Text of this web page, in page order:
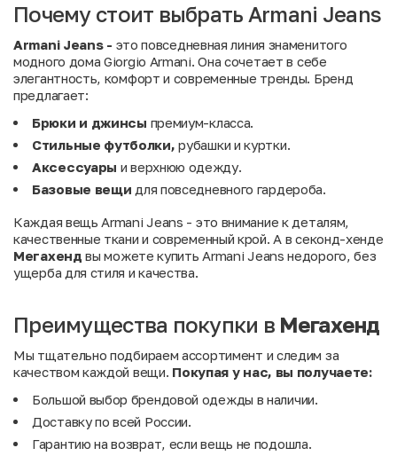
Почему стоит выбрать Armani Jeans
Armani Jeans - это повседневная линия знаменитого
модного дома Giorgio Armani. Она сочетает в себе
элегантность, комфорт и современные тренды. Бренд
предлагает:
Брюки и джинсы премиум-класса.
Стильные футболки,рубашки и куртки.
Аксессуары и верхнюю одежду.
Базовые вещи для повседневного гардероба.
Каждая вещь Armani Jeans - это внимание к деталям,
качественные ткани и современный крой. А в секонд-хенде
Мегахенд вы можете купить Armani Jeans недорого, без
ущерба для стиля и качества.
Преимущества покупки в Мегахенд
Мы тщательно подбираем ассортимент и следим за
качеством каждой вещи. Покупая у нас, вы получаете:
Большой выбор брендовой одежды в наличии.
Доставку по всей России.
Гарантию на возврат, если вещь не подошла.